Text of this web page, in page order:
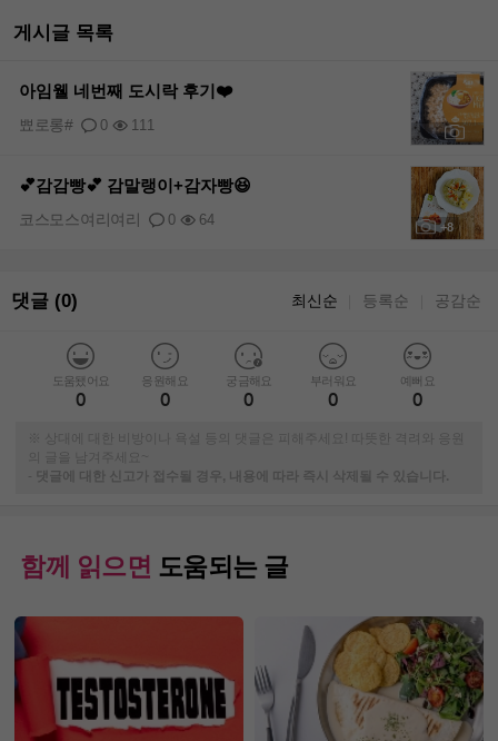
게시글 목록
아임웰 네번째 도시락 후기❤️
0 111
뾰로롱#
+8
💕감감빵💕 감말랭이+감자빵😆
0 64
코스모스여리여리
댓글 (0) 최신순 등록순 공감순
도움됐어요
0
응원해요
0
궁금해요
0
부러워요
0
예뻐요
0
※ 상대에 대한 비방이나 욕설 등의 댓글은 피해주세요! 따뜻한 격려와 응원
-
댓글에 대한 신고가 접수될 경우, 내용에 따라 즉시 삭제될 수 있습니다.
함께 읽으면 도움되는 글